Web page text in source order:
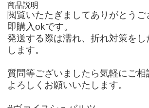
商品説明
閲覧いたたぎましてありがとうご
即購入okです。
発送する際は濡れ、折れ対策をし
します。
質問等ございましたら気軽にご相
よろしくお願いいたします。